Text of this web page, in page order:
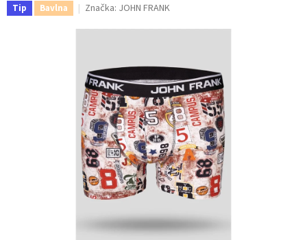
Tip Bavlna Značka: JOHN FRANK